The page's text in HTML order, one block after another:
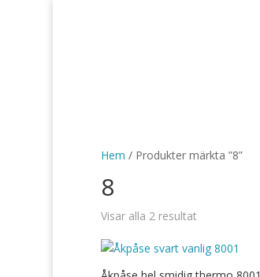
Hem / Produkter märkta ”8”
8
Visar alla 2 resultat